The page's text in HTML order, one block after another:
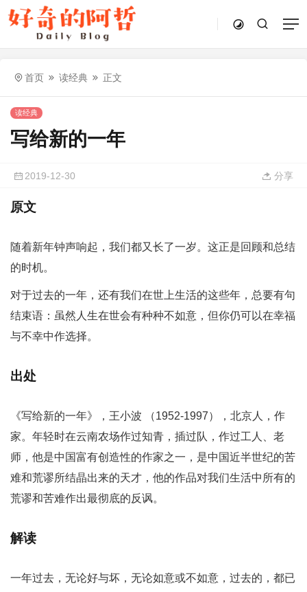
首页 读经典 正文
读经典
写给新的一年
2019-12-30 分享
原文
随着新年钟声响起，我们都又长了一岁。这正是回顾和总结
的时机。
对于过去的一年，还有我们在世上生活的这些年，总要有句
结束语：虽然人生在世会有种种不如意，但你仍可以在幸福
与不幸中作选择。
出处
《写给新的一年》，王小波 （1952-1997），北京人，作
家。年轻时在云南农场作过知青，插过队，作过工人、老
师，他是中国富有创造性的作家之一，是中国近半世纪的苦
难和荒谬所结晶出来的天才，他的作品对我们生活中所有的
荒谬和苦难作出最彻底的反讽。
解读
一年过去，无论好与坏，无论如意或不如意，过去的，都已